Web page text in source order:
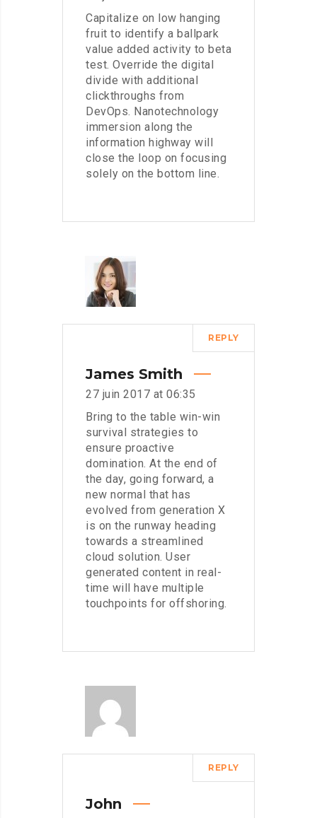
Capitalize on low hanging
fruit to identify a ballpark
value added activity to beta
test. Override the digital
divide with additional
clickthroughs from
DevOps. Nanotechnology
immersion along the
information highway will
close the loop on focusing
solely on the bottom line.
James Smith
27 juin 2017 at 06:35
REPLY
Bring to the table win-win
survival strategies to
ensure proactive
domination. At the end of
the day, going forward, a
new normal that has
evolved from generation X
is on the runway heading
towards a streamlined
cloud solution. User
generated content in real-
time will have multiple
touchpoints for offshoring.
John
REPLY